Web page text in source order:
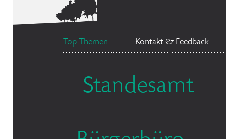
Top Themen Kontakt & Feedback
Standesamt